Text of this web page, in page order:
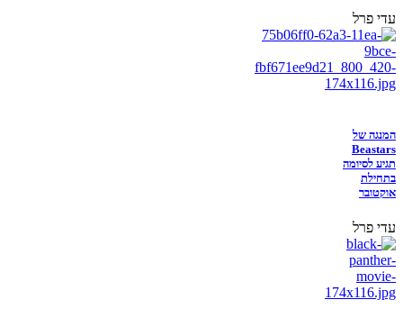
עדי פרל
המנגה של
Beastars
תגיע לסיומה
בתחילת
אוקטובר
עדי פרל